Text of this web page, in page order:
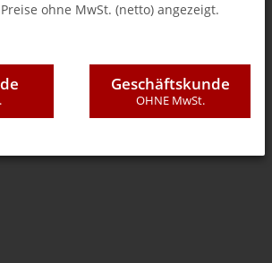
506 98 SSL
ohne MwSt. (netto) angezeigt.
Geschäftskunde
OHNE MwSt.